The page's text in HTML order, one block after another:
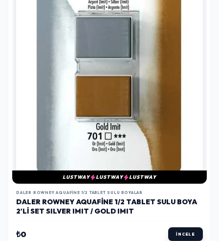
LUSTWAY LUSTWAY LUSTWAY
DALER ROWNEY AQUAFINE 1/2 TABLET SULU BOYALAR
DALER ROWNEY AQUAFINE 1/2 TABLET SULU BOYA
2'LI SET SILVER IMIT / GOLD IMIT
₺0 İNCELE